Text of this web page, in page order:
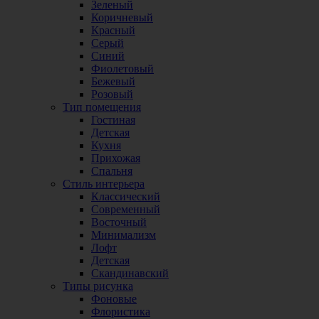
Зеленый
Коричневый
Красный
Серый
Синий
Фиолетовый
Бежевый
Розовый
Тип помещения
Гостиная
Детская
Кухня
Прихожая
Спальня
Стиль интерьера
Классический
Современный
Восточный
Минимализм
Лофт
Детская
Скандинавский
Типы рисунка
Фоновые
Флористика